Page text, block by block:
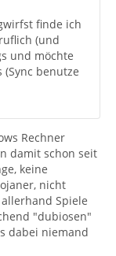
finde ich
(und
und möchte
benutze
Rechner
damit schon seit
keine
nicht
Spiele
"dubiosen"
dabei niemand